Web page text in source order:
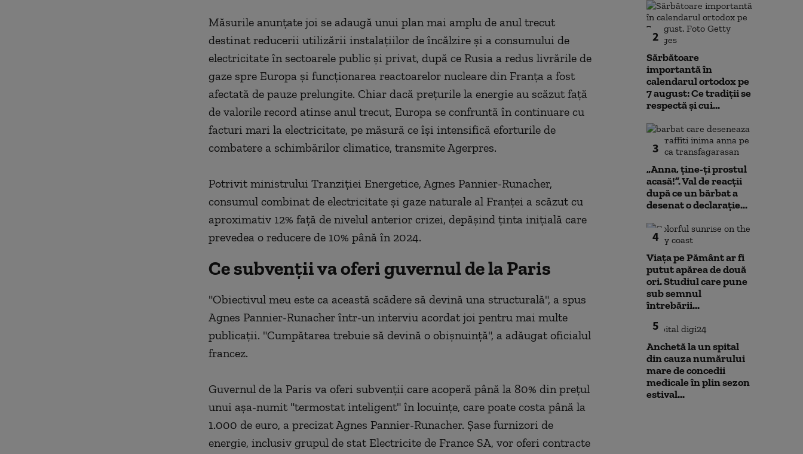
Măsurile anunţate joi se adaugă unui plan mai amplu de anul trecut
destinat reducerii utilizării instalaţiilor de încălzire şi a consumului de
electricitate în sectoarele public şi privat, după ce Rusia a redus livrările de
gaze spre Europa şi funcţionarea reactoarelor nucleare din Franţa a fost
afectată de pauze prelungite. Chiar dacă preţurile la energie au scăzut faţă
de valorile record atinse anul trecut, Europa se confruntă în continuare cu
facturi mari la electricitate, pe măsură ce îşi intensifică eforturile de
combatere a schimbărilor climatice, transmite Agerpres.
Potrivit ministrului Tranziţiei Energetice, Agnes Pannier-Runacher,
consumul combinat de electricitate şi gaze naturale al Franţei a scăzut cu
aproximativ 12% faţă de nivelul anterior crizei, depăşind ţinta iniţială care
prevedea o reducere de 10% până în 2024.
Ce subvenții va oferi guvernul de la Paris
"Obiectivul meu este ca această scădere să devină una structurală", a spus
Agnes Pannier-Runacher într-un interviu acordat joi pentru mai multe
publicaţii. "Cumpătarea trebuie să devină o obişnuinţă", a adăugat oficialul
francez.
Guvernul de la Paris va oferi subvenţii care acoperă până la 80% din preţul
unui aşa-numit "termostat inteligent" în locuinţe, care poate costa până la
1.000 de euro, a precizat Agnes Pannier-Runacher. Şase furnizori de
energie, inclusiv grupul de stat Electricite de France SA, vor oferi contracte
2
Sărbătoare
importantă în
calendarul ortodox pe
7 august: Ce tradiții se
respectă și cui...
3
„Anna, ţine-ţi prostul
acasă!”. Val de reacții
după ce un bărbat a
desenat o declarație...
4
Viața pe Pământ ar fi
putut apărea de două
ori. Studiul care pune
sub semnul
întrebării...
5
Anchetă la un spital
din cauza numărului
mare de concedii
medicale în plin sezon
estival...